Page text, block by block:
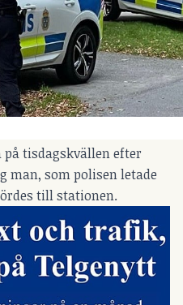
tisdagskvällen efter
man, som polisen letade
till stationen.